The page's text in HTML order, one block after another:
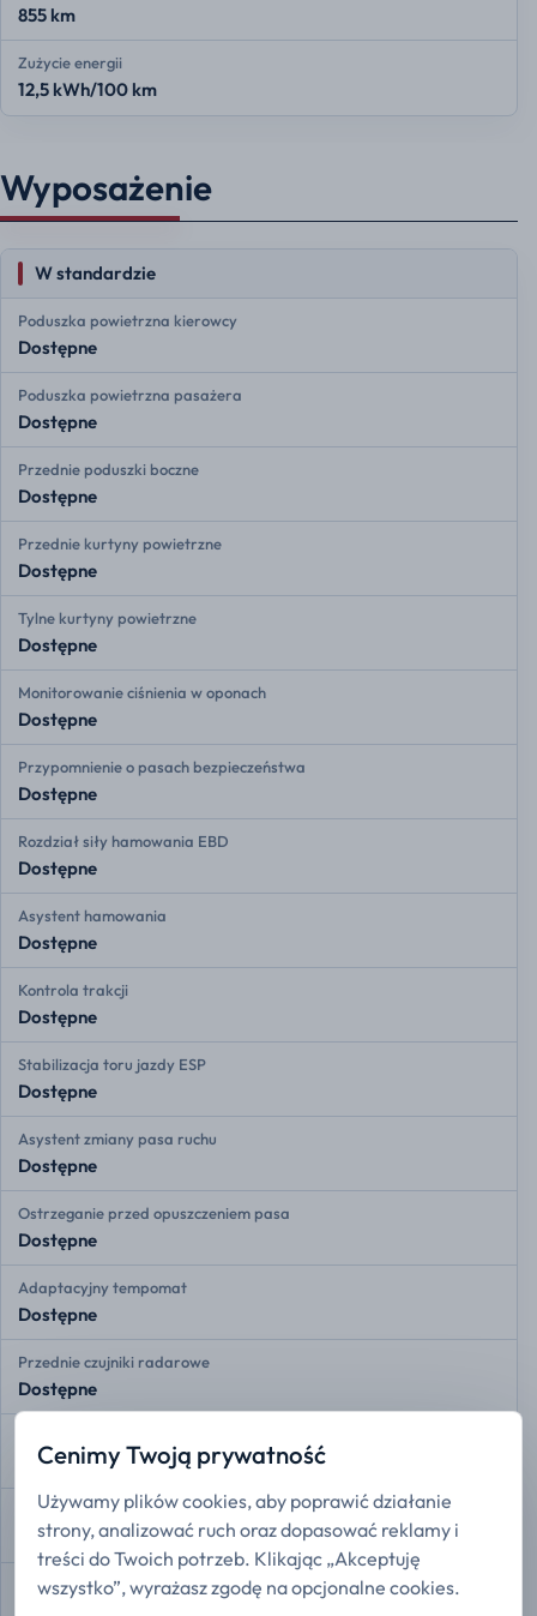
855 km
Zużycie energii
12,5 kWh/100 km
Wyposażenie
W standardzie
Poduszka powietrzna kierowcy
Dostępne
Poduszka powietrzna pasażera
Dostępne
Przednie poduszki boczne
Dostępne
Przednie kurtyny powietrzne
Dostępne
Tylne kurtyny powietrzne
Dostępne
Monitorowanie ciśnienia w oponach
Dostępne
Przypomnienie o pasach bezpieczeństwa
Dostępne
Rozdział siły hamowania EBD
Dostępne
Asystent hamowania
Dostępne
Kontrola trakcji
Dostępne
Stabilizacja toru jazdy ESP
Dostępne
Asystent zmiany pasa ruchu
Dostępne
Ostrzeganie przed opuszczeniem pasa
Dostępne
Adaptacyjny tempomat
Dostępne
Przednie czujniki radarowe
Dostępne
Dostępne
Kamera 360
Dostępne
Asystent zjazdu ze wzniesienia
Cenimy Twoją prywatność
Używamy plików cookies, aby poprawić działanie
strony, analizować ruch oraz dopasować reklamy i
treści do Twoich potrzeb. Klikając „Akceptuję
wszystko”, wyrażasz zgodę na opcjonalne cookies.